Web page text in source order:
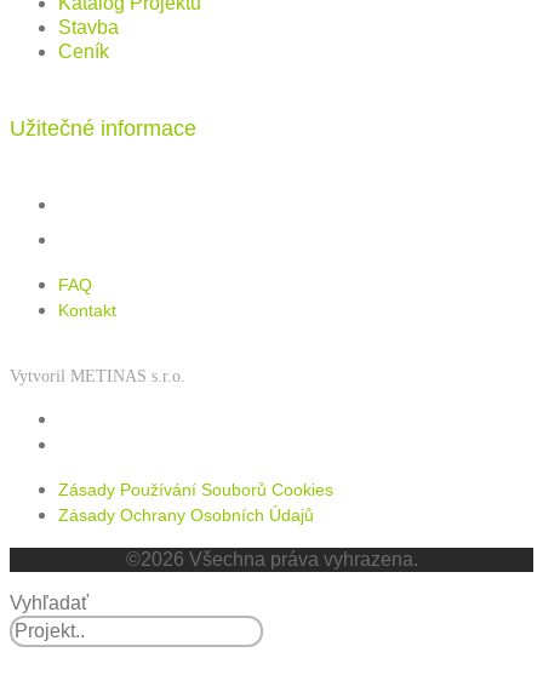
Stavba
Ceník
Užitečné informace
FAQ
Kontakt
Vytvoril METINAS s.r.o.
Zásady Používání Souborů Cookies
Zásady Ochrany Osobních Údajů
©2026 Všechna práva vyhrazena.
Vyhľadať